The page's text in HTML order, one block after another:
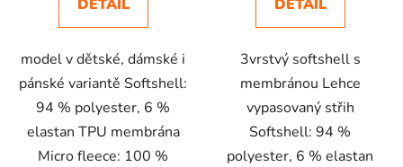
DETAIL
model v dětské, dámské i
pánské variantě Softshell:
94 % polyester, 6 %
elastan TPU membrána
Micro fleece: 100 %
DETAIL
3vrstvý softshell s
membránou Lehce
vypasovaný střih
Softshell: 94 %
polyester, 6 % elastan